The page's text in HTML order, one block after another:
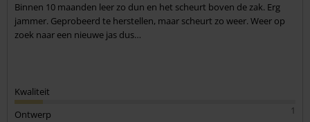
Binnen 10 maanden leer zo dun en het scheurt boven de zak. Erg
jammer. Geprobeerd te herstellen, maar scheurt zo weer. Weer op
zoek naar een nieuwe jas dus…
Kwaliteit
1
Ontwerp